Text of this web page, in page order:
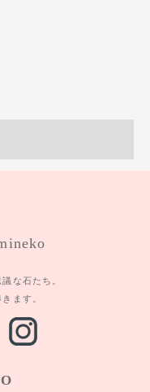
な石たち。
ます。